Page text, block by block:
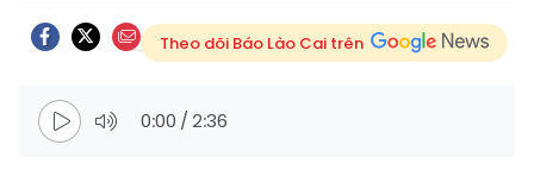
Theo dõi Báo Lào Cai trên
0:00 / 2:36